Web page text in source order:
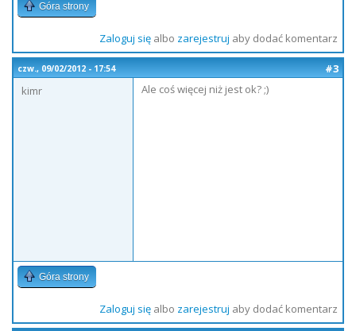
Góra strony
Zaloguj sięalbo zarejestruj aby dodać komentarz
czw., 09/02/2012 - 17:54
#3
kimr
Ale coś więcej niż jest ok? ;)
Góra strony
Zaloguj sięalbo zarejestruj aby dodać komentarz